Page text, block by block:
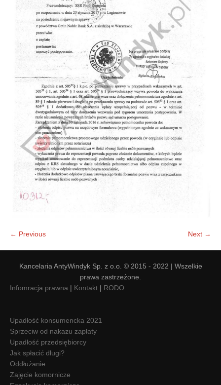
Doradztwo & konsulting Doradztwo & konsulting
← Previous Next →
Kancelaria AntyWindyk Sp. z o.o. © 2015 - 2022 | Wszelkie
prawa zastrzeżone.
Infomracja prawna | Kontakt | RODO
Upadłość konsumencka 2021
Sprzeciw od nakazu zapłaty
Upadłość przedsiębiorcy
Jak spłacić długi?
Oddłużanie
Zajęcie komornicze